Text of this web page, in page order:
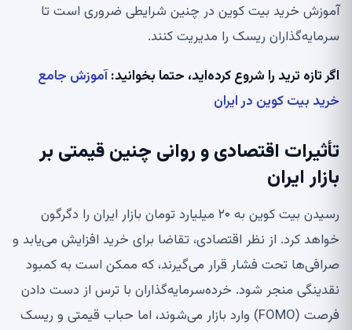
آموزش خرید بیت کوین در چنین شرایطی ضروری است تا
سرمایه‌گذاران ریسک را مدیریت کنند.
اگر تازه ترید را شروع کرده‌اید، حتما بخوانید:آموزش جامع
خرید بیت کوین در ایران
تأثیرات اقتصادی و روانی چنین قیمتی بر
بازار ایران
رسیدن بیت کوین به ۲۰ میلیارد تومان بازار ایران را دگرگون
خواهد کرد. از نظر اقتصادی، تقاضا برای خرید افزایش می‌یابد و
صرافی‌ها تحت فشار قرار می‌گیرند، که ممکن است به کمبود
نقدینگی منجر شود. خرده‌سرمایه‌گذاران با ترس از دست دادن
فرصت (FOMO) وارد بازار می‌شوند، اما حباب قیمتی و ریسک